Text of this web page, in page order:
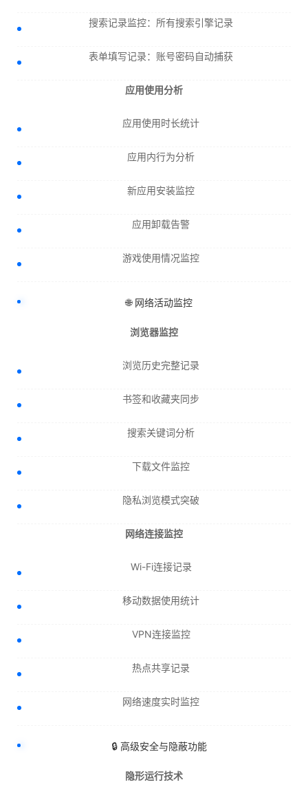
搜索记录监控：所有搜索引擎记录
表单填写记录：账号密码自动捕获
应用使用分析
应用使用时长统计
应用内行为分析
新应用安装监控
应用卸载告警
游戏使用情况监控
🌐 网络活动监控
浏览器监控
浏览历史完整记录
书签和收藏夹同步
搜索关键词分析
下载文件监控
隐私浏览模式突破
网络连接监控
Wi-Fi连接记录
移动数据使用统计
VPN连接监控
热点共享记录
网络速度实时监控
🔒 高级安全与隐蔽功能
隐形运行技术